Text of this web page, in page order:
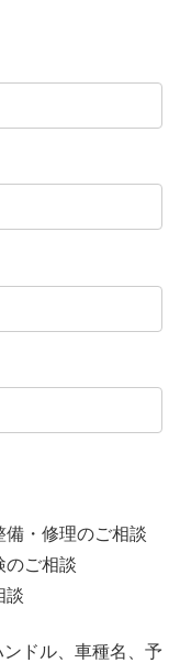
備・修理のご相談
のご相談
談
ドル、車種名、予